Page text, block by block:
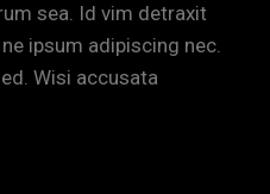
sea. Id vim detraxit
ipsum adipiscing nec.
Wisi accusata